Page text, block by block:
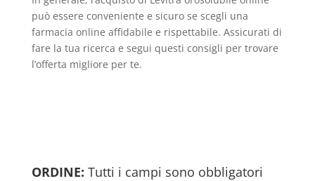
può essere conveniente e sicuro se scegli una
farmacia online affidabile e rispettabile. Assicurati di
fare la tua ricerca e segui questi consigli per trovare
l’offerta migliore per te.
ORDINE: Tutti i campi sono obbligatori